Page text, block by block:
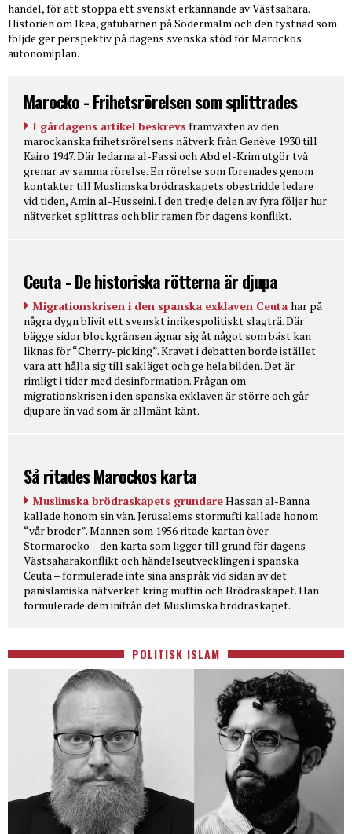
handel, för att stoppa ett svenskt erkännande av Västsahara.
Historien om Ikea, gatubarnen på Södermalm och den tystnad som
följde ger perspektiv på dagens svenska stöd för Marockos
autonomiplan.
Marocko - Frihetsrörelsen som splittrades
I gårdagens artikel beskrevs framväxten av den
marockanska frihetsrörelsens nätverk från Genève 1930 till
Kairo 1947. Där ledarna al-Fassi och Abd el-Krim utgör två
grenar av samma rörelse. En rörelse som förenades genom
kontakter till Muslimska brödraskapets obestridde ledare
vid tiden, Amin al-Husseini. I den tredje delen av fyra följer hur
nätverket splittras och blir ramen för dagens konflikt.
Ceuta - De historiska rötterna är djupa
Migrationskrisen i den spanska exklaven Ceuta har på
några dygn blivit ett svenskt inrikespolitiskt slagträ. Där
bägge sidor blockgränsen ägnar sig åt något som bäst kan
liknas för “Cherry-picking”. Kravet i debatten borde istället
vara att hålla sig till sakläget och ge hela bilden. Det är
rimligt i tider med desinformation. Frågan om
migrationskrisen i den spanska exklaven är större och går
djupare än vad som är allmänt känt.
Så ritades Marockos karta
Muslimska brödraskapets grundareHassan al-Banna
kallade honom sin vän. Jerusalems stormufti kallade honom
“vår broder”. Mannen som 1956 ritade kartan över
Stormarocko – den karta som ligger till grund för dagens
Västsaharakonflikt och händelseutvecklingen i spanska
Ceuta – formulerade inte sina anspråk vid sidan av det
panislamiska nätverket kring muftin och Brödraskapet. Han
formulerade dem inifrån det Muslimska brödraskapet.
POLITISK ISLAM